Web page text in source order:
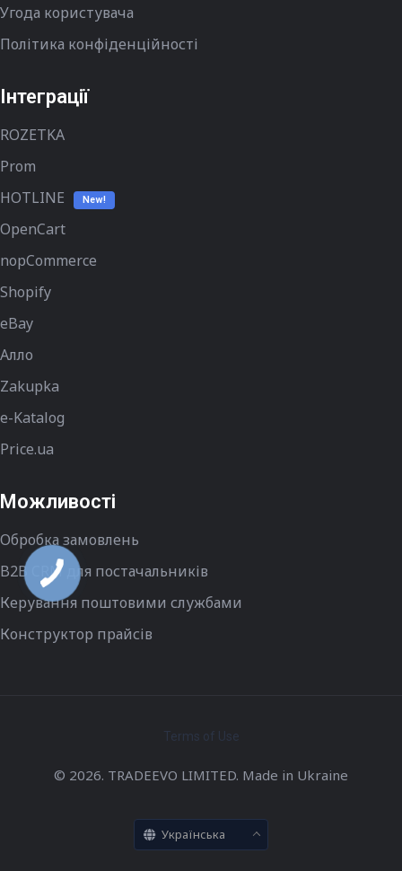
Угода користувача
Політика конфіденційності
Інтеграції
ROZETKA
Prom
HOTLINE
New!
OpenCart
nopCommerce
Shopify
eBay
Алло
Zakupka
e-Katalog
Price.ua
Можливості
Обробка замовлень
B2B CRM для постачальників
Керування поштовими службами
Конструктор прайсів
Terms of Use
© 2026. TRADEEVO LIMITED. Made in Ukraine
Українська